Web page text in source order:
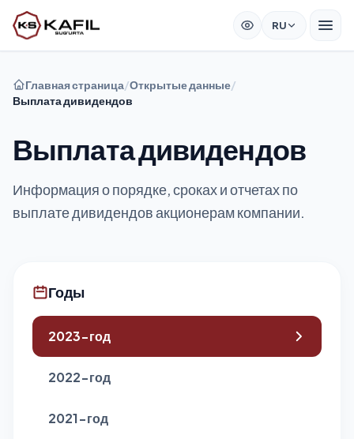
RU
Главная страница/Открытые данные/
Выплата дивидендов
Выплата дивидендов
Информация о порядке, сроках и отчетах по
выплате дивидендов акционерам компании.
Годы
2023-год
2022-год
2021-год